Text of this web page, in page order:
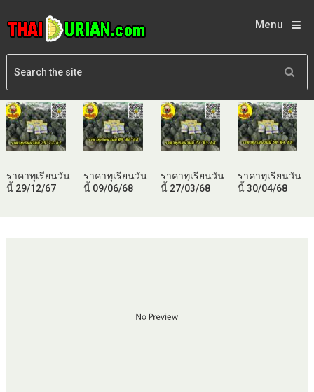
Menu
ราคาทุเรียนวัน
นี้ 29/12/67
ราคาทุเรียนวัน
นี้ 09/06/68
ราคาทุเรียนวัน
นี้ 27/03/68
ราคาทุเรียนวัน
นี้ 30/04/68